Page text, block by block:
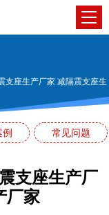
支座生产厂家 减隔震支座生
常见问题
支座生产厂
厂家